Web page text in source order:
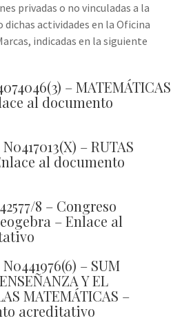
privadas o no vinculadas a la
actividades en la Oficina
indicadas en la siguiente
– MATEMÁTICAS
al documento
– RUTAS
al documento
8 – Congreso
–Enlace al
– SUM
Y EL
MATEMÁTICAS –
acreditativo